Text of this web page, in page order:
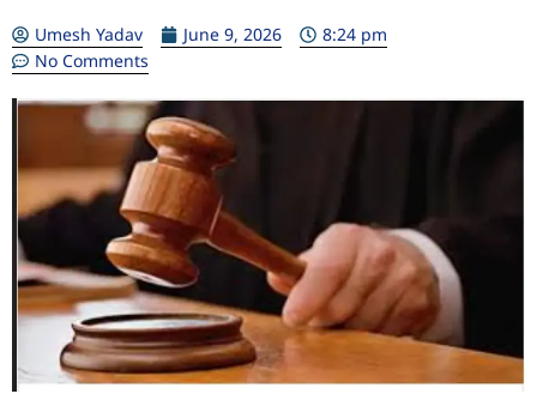
Umesh Yadav June 9, 2026
8:24 pm
No Comments